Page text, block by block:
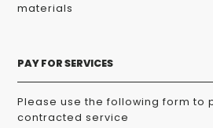
materials
PAY FOR SERVICES
Please use the following form to
contracted service